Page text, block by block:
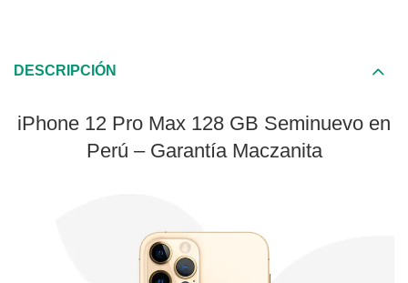
DESCRIPCIÓN
iPhone 12 Pro Max 128 GB Seminuevo en
Perú – Garantía Maczanita